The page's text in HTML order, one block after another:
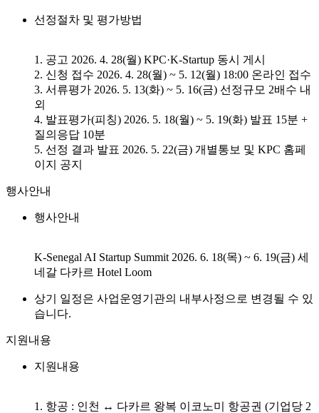
선정절차 및 평가방법
1. 공고 2026. 4. 28(월) KPC·K-Startup 동시 게시
2. 신청 접수 2026. 4. 28(월) ~ 5. 12(월) 18:00 온라인 접수
3. 서류평가 2026. 5. 13(화) ~ 5. 16(금) 선정규모 2배수 내
외
4. 발표평가(피칭) 2026. 5. 18(월) ~ 5. 19(화) 발표 15분 +
질의응답 10분
5. 선정 결과 발표 2026. 5. 22(금) 개별통보 및 KPC 홈페
이지 공지
행사안내
행사안내
K-Senegal AI Startup Summit 2026. 6. 18(목) ~ 6. 19(금) 세
네갈 다카르 Hotel Loom
상기 일정은 사업운영기관의 내부사정으로 변경될 수 있
습니다.
지원내용
지원내용
1. 항공 : 인천 ↔ 다카르 왕복 이코노미 항공권 (기업당 2